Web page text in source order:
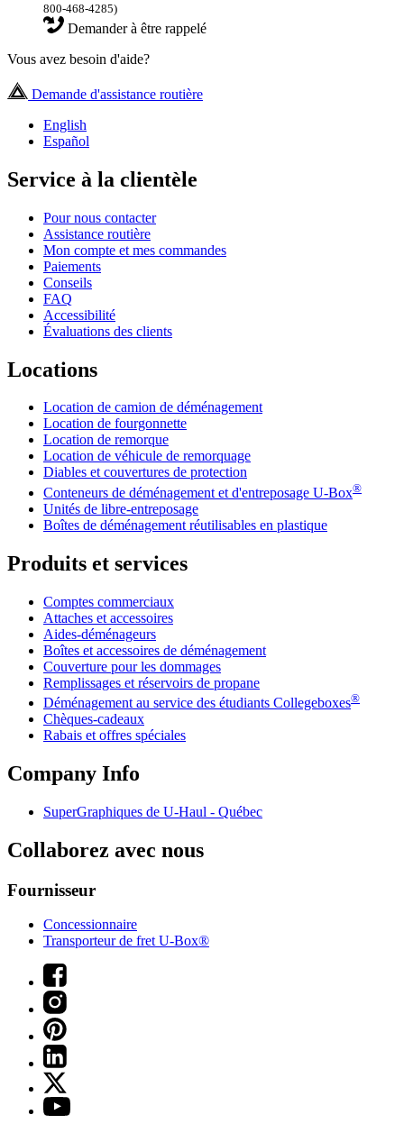
800-468-4285)
Demander à être rappelé
Vous avez besoin d'aide?
Demande d'assistance routière
English
Español
Service à la clientèle
Pour nous contacter
Assistance routière
Mon compte et mes commandes
Paiements
Conseils
FAQ
Accessibilité
Évaluations des clients
Locations
Location de camion de déménagement
Location de fourgonnette
Location de remorque
Location de véhicule de remorquage
Diables et couvertures de protection
Conteneurs de déménagement et d'entreposage U-Box®
Unités de libre-entreposage
Boîtes de déménagement réutilisables en plastique
Produits et services
Comptes commerciaux
Attaches et accessoires
Aides-déménageurs
Boîtes et accessoires de déménagement
Couverture pour les dommages
Remplissages et réservoirs de propane
Déménagement au service des étudiants Collegeboxes®
Chèques-cadeaux
Rabais et offres spéciales
Company Info
SuperGraphiques de U-Haul - Québec
Collaborez avec nous
Fournisseur
Concessionnaire
Transporteur de fret U-Box®